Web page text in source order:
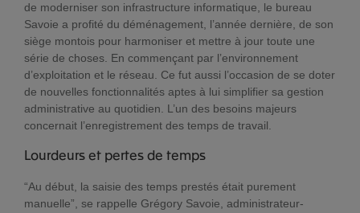
de moderniser son infrastructure informatique, le bureau
Savoie a profité du déménagement, l’année dernière, de son
siège montois pour harmoniser et mettre à jour toute une
série de choses. En commençant par l’environnement
d’exploitation et le réseau. Ce fut aussi l’occasion de se doter
de nouvelles fonctionnalités aptes à lui simplifier sa gestion
administrative au quotidien. L’un des besoins majeurs
concernait l’enregistrement des temps de travail.
Lourdeurs et pertes de temps
“Au début, la saisie des temps prestés était purement
manuelle”, se rappelle Grégory Savoie, administrateur-